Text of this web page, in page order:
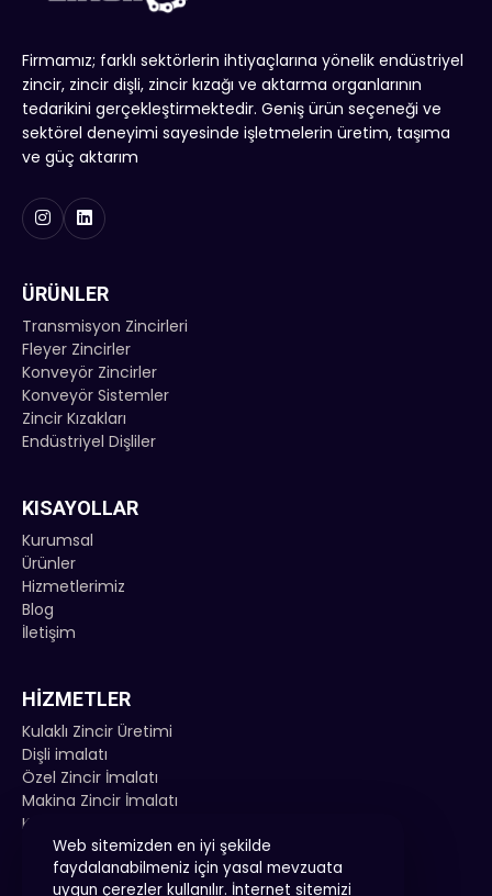
Firmamız; farklı sektörlerin ihtiyaçlarına yönelik endüstriyel
zincir, zincir dişli, zincir kızağı ve aktarma organlarının
tedarikini gerçekleştirmektedir. Geniş ürün seçeneği ve
sektörel deneyimi sayesinde işletmelerin üretim, taşıma
ve güç aktarım
ÜRÜNLER
Transmisyon Zincirleri
Fleyer Zincirler
Konveyör Zincirler
Konveyör Sistemler
Zincir Kızakları
Endüstriyel Dişliler
KISAYOLLAR
Kurumsal
Ürünler
Hizmetlerimiz
Blog
İletişim
HIZMETLER
Kulaklı Zincir Üretimi
Dişli imalatı
Özel Zincir İmalatı
Makina Zincir İmalatı
Konveyör Zinciri İmalatı
Web sitemizden en iyi şekilde
faydalanabilmeniz için yasal mevzuata
uygun çerezler kullanılır. İnternet sitemizi